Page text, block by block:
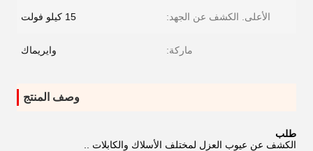
الأعلى. الكشف عن الجهد: 15 كيلو فولت
ماركة: وايريماك
وصف المنتج
طلب
الكشف عن عيوب العزل لمختلف الأسلاك والكابلات ..